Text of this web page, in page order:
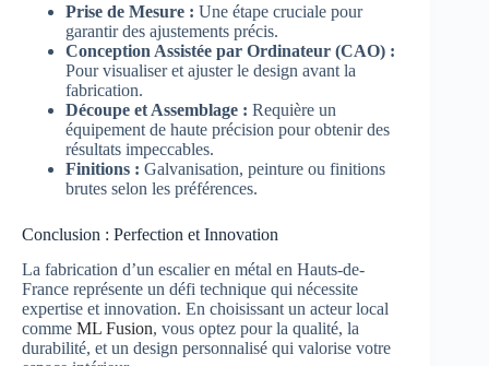
Prise de Mesure : Une étape cruciale pour
garantir des ajustements précis.
Conception Assistée par Ordinateur (CAO) :
Pour visualiser et ajuster le design avant la
fabrication.
Découpe et Assemblage : Requière un
équipement de haute précision pour obtenir des
résultats impeccables.
Finitions : Galvanisation, peinture ou finitions
brutes selon les préférences.
Conclusion : Perfection et Innovation
La fabrication d’un escalier en métal en Hauts-de-
France représente un défi technique qui nécessite
expertise et innovation. En choisissant un acteur local
comme ML Fusion, vous optez pour la qualité, la
durabilité, et un design personnalisé qui valorise votre